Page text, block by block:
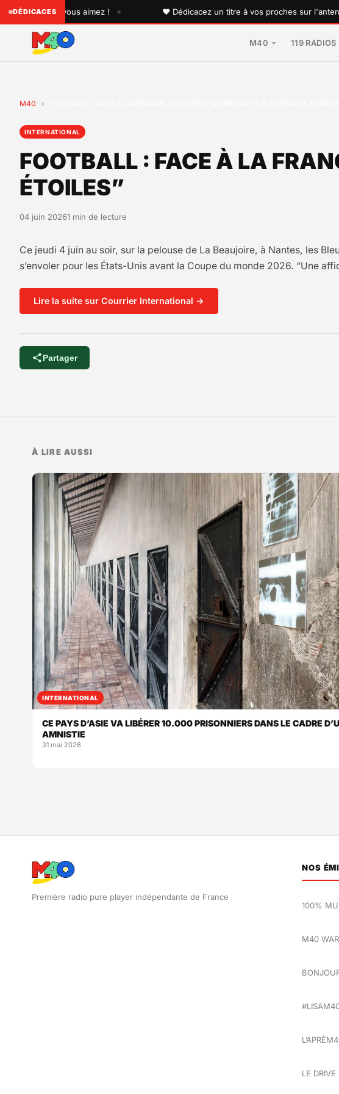
DÉDICACES
que vous aimez ! • ♥ Dédicacez un titre à vos proches sur l'antenne !
M40 119
M40 ›
INTERNATIONAL
FOOTBALL : FACE À LA
ÉTOILES”
04 juin 20261 min de lecture
Ce jeudi 4 juin au soir, sur la pelouse de La Beaujoire, à Nantes, les
s’envoler pour les États-Unis avant la Coupe du monde 2026. “Une
Lire la suite sur Courrier International →
Partager
À LIRE AUSSI
INTERNATIONAL
CE PAYS D’ASIE VA LIBÉRER 10.000 PRISONNIERS DANS LE CADRE
AMNISTIE
31 mai 2026
Première radio pure player indépendante de France
NOS
100%
M40
LE